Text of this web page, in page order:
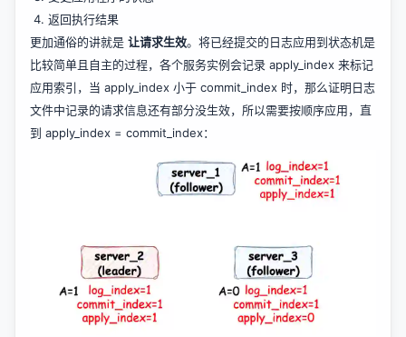
返回执行结果
更加通俗的讲就是 让请求生效。将已经提交的日志应用到状态机是
比较简单且自主的过程，各个服务实例会记录 apply_index 来标记
应用索引，当 apply_index 小于 commit_index 时，那么证明日志
文件中记录的请求信息还有部分没生效，所以需要按顺序应用，直
到 apply_index = commit_index：